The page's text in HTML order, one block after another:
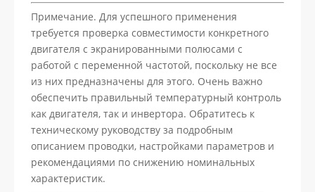
Примечание. Для успешного применения
требуется проверка совместимости конкретного
двигателя с экранированными полюсами с
работой с переменной частотой, поскольку не все
из них предназначены для этого. Очень важно
обеспечить правильный температурный контроль
как двигателя, так и инвертора. Обратитесь к
техническому руководству за подробным
описанием проводки, настройками параметров и
рекомендациями по снижению номинальных
характеристик.